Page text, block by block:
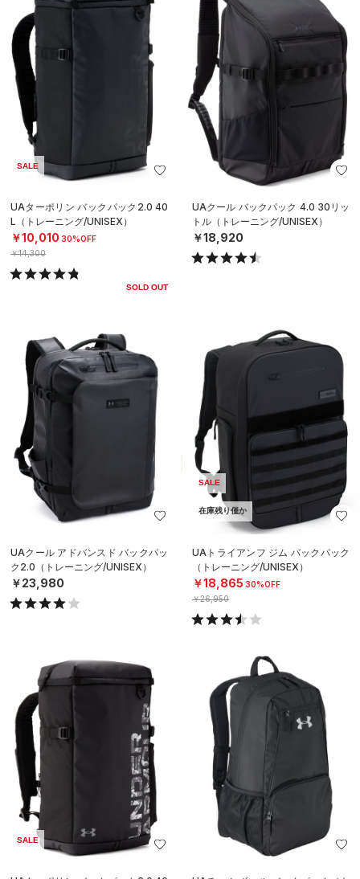
SALE
UAターポリン バックパック2.0 40
L（トレーニング/UNISEX）
￥10,010 30%OFF
￥14,300
SOLD OUT
UAクール バックパック 4.0 30リッ
トル（トレーニング/UNISEX）
￥18,920
UAクール アドバンスド バックパッ
ク2.0（トレーニング/UNISEX）
￥23,980
SALE
在庫残り僅か
UAトライアンフ ジム バックパック
（トレーニング/UNISEX）
￥18,865 30%OFF
￥26,950
SALE